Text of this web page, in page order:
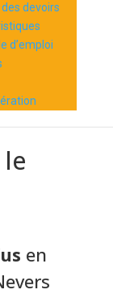
devoirs
d’emploi
en